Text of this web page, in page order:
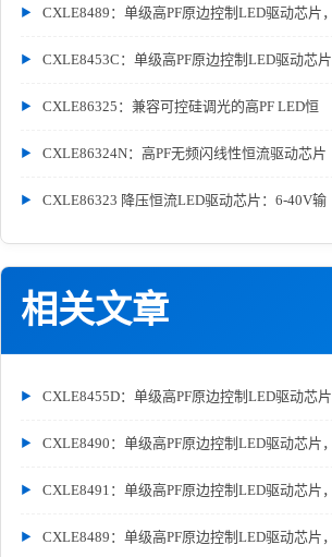
CXLE8489：单级高PF原边控制LED驱动芯片，
CXLE8453C：单级高PF原边控制LED驱动芯片
CXLE86325：兼容可控硅调光的高PF LED恒
CXLE86324N：高PF无频闪线性恒流驱动芯片
CXLE86323 降压恒流LED驱动芯片：6-40V输
相关文章
CXLE8455D：单级高PF原边控制LED驱动芯片
CXLE8490：单级高PF原边控制LED驱动芯片，
CXLE8491：单级高PF原边控制LED驱动芯片，
CXLE8489：单级高PF原边控制LED驱动芯片，